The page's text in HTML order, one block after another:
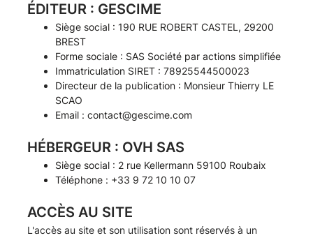
ÉDITEUR : GESCIME
Siège social : 190 RUE ROBERT CASTEL, 29200
BREST
Forme sociale : SAS Société par actions simplifiée
Immatriculation SIRET : 78925544500023
Directeur de la publication : Monsieur Thierry LE
SCAO
Email : contact@gescime.com
HÉBERGEUR : OVH SAS
Siège social : 2 rue Kellermann 59100 Roubaix
Téléphone : +33 9 72 10 10 07
ACCÈS AU SITE
L'accès au site et son utilisation sont réservés à un